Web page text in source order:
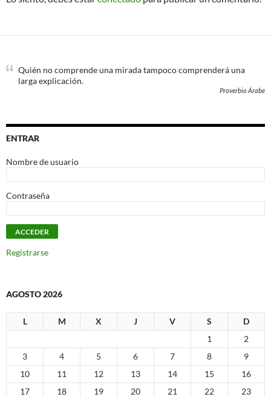
Quién no comprende una mirada tampoco comprenderá una
larga explicación.
Proverbio Árabe
ENTRAR
Nombre de usuario
Contraseña
Registrarse
AGOSTO 2026
L M X J V S
D
1
2
3
4 5 6 7 8
9
10
11 12 13 14 15
16
17
18 19 20 21 22
23